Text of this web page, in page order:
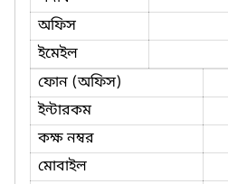
অফিস
ইমেইল
ফোন (অফিস)
ইন্টারকম
কক্ষ নম্বর
মোবাইল